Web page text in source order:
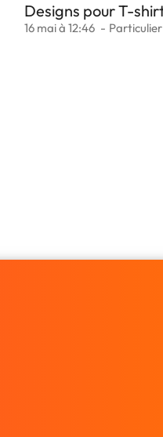
Designs pour T-
16 mai à 12:46 Particulier